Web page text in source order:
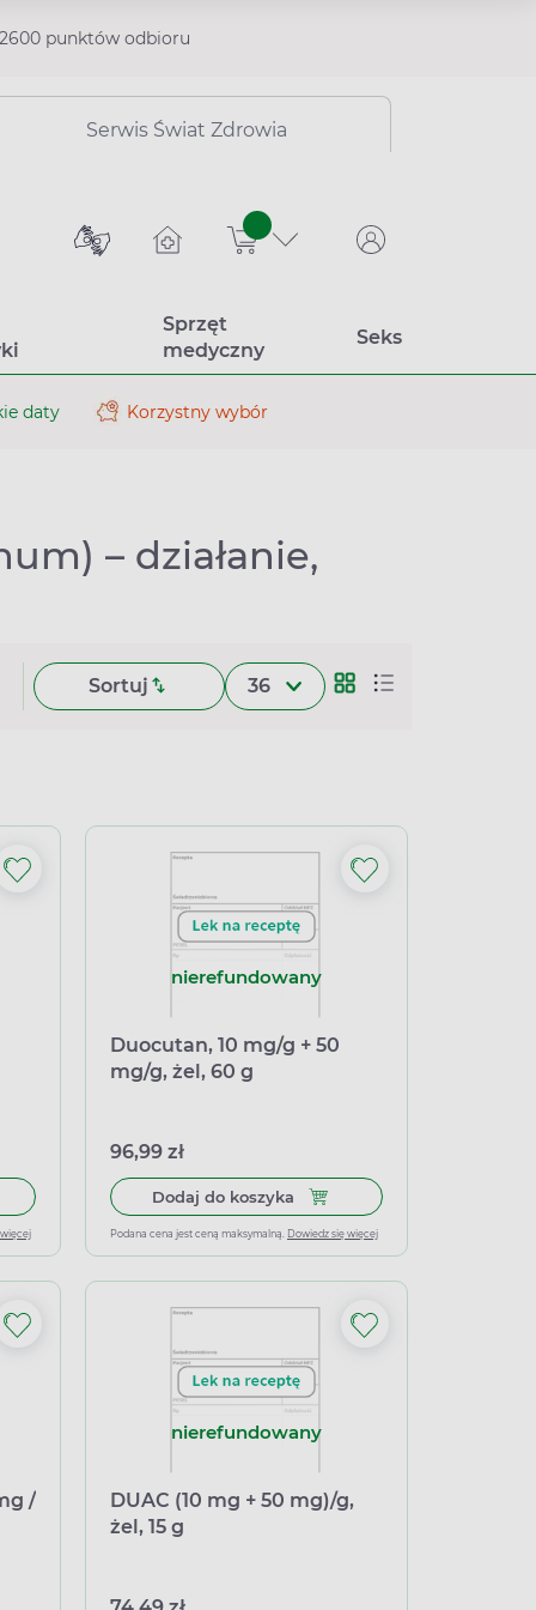
2600 punktów odbioru
Serwis Świat Zdrowia
sztuk
Sprzęt
medyczny
Seks
daty Korzystny wybór
– działanie,
Sortuj 36
miękkich
do koszyka Acnatac, (10 mg + 0,25 mg)/g, żel, 30 g
nierefundowany
Duocutan, 10 mg/g + 50
mg/g, żel, 60 g
96,99 zł
Dodaj do koszyka Dodaj do koszyka
Podana cena jest ceną maksymalną. Dowiedz się więcej
/
nierefundowany
DUAC (10 mg + 50 mg)/g,
żel, 15 g